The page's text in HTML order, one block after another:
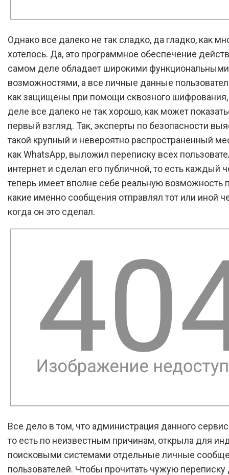
Однако все далеко не так сладко, да гладко, как
хотелось. Да, это программное обеспечение
самом деле обладает широкими функциональными
возможностями, а все личные данные
как защищены при помощи сквозного шифрования,
деле все далеко не так хорошо, как может
первый взгляд. Так, эксперты по безопасности
такой крупный и невероятно распространенный
как WhatsApp, выложил переписку всех
интернет и сделал его публичной, то есть каждый
теперь имеет вполне себе реальную возможность
какие именно сообщения отправлял тот или иной
когда он это сделал.
Все дело в том, что администрация данного
то есть по неизвестным причинам, открыла для
поисковыми системами отдельные личные
пользователей. Чтобы прочитать чужую переписку